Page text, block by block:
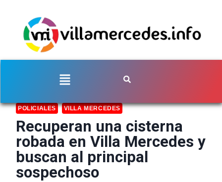
POLICIALES VILLA MERCEDES
Recuperan una cisterna
robada en Villa Mercedes y
buscan al principal
sospechoso